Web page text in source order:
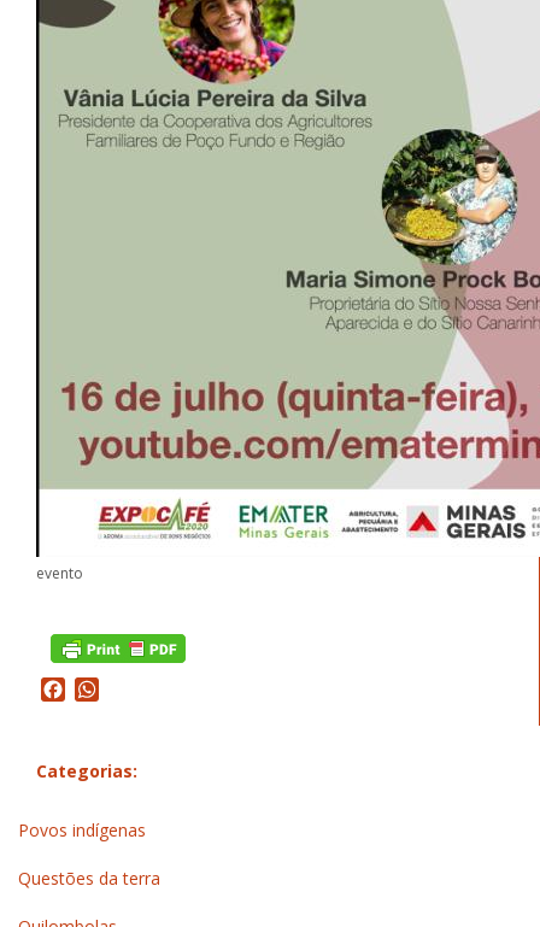
evento
Facebook
Categorias:
Povos indígenas
Questões da terra